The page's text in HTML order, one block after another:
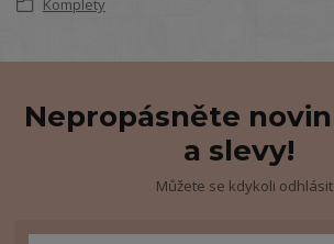
Komplety
Nepropásněte
a slevy!
Můžete se kdykoli odhlásit.